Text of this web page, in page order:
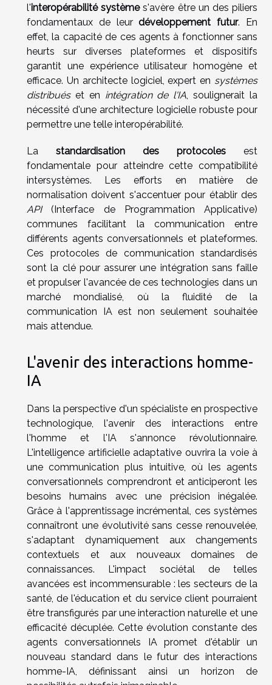
l'interopérabilité systèmes'avère être un des piliers
fondamentaux de leurdéveloppement futur. En
effet, la capacité de ces agents à fonctionner sans
heurts sur diverses plateformes et dispositifs
garantit une expérience utilisateur homogène et
efficace. Un architecte logiciel, expert en systèmes
distribuéset en intégration de l'IA, soulignerait la
nécessité d'une architecture logicielle robuste pour
permettre une telle interopérabilité.
La standardisation des protocoles est
fondamentale pour atteindre cette compatibilité
intersystèmes. Les efforts en matière de
normalisation doivent s'accentuer pour établir des
API(Interface de Programmation Applicative)
communes facilitant la communication entre
différents agents conversationnels et plateformes.
Ces protocoles de communication standardisés
sont la clé pour assurer une intégration sans faille
et propulser l'avancée de ces technologies dans un
marché mondialisé, où la fluidité de la
communication IA est non seulement souhaitée
mais attendue.
L'avenir des interactions homme-
IA
Dans la perspective d'un spécialiste en prospective
technologique, l'avenir des interactions entre
l'homme et l'IA s'annonce révolutionnaire.
L'intelligence artificielle adaptative ouvrira la voie à
une communication plus intuitive, où les agents
conversationnels comprendront et anticiperont les
besoins humains avec une précision inégalée.
Grâce à l'apprentissage incrémental, ces systèmes
connaîtront une évolutivité sans cesse renouvelée,
s'adaptant dynamiquement aux changements
contextuels et aux nouveaux domaines de
connaissances. L'impact sociétal de telles
avancées est incommensurable : les secteurs de la
santé, de l'éducation et du service client pourraient
être transfigurés par une interaction naturelle et une
efficacité décuplée. Cette évolution constante des
agents conversationnels IA promet d'établir un
nouveau standard dans le futur des interactions
homme-IA, définissant ainsi un horizon de